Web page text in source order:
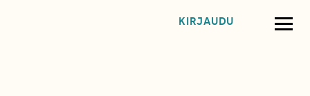
KIRJAUDU